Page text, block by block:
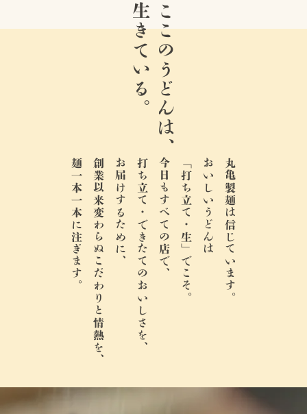
ここのうどんは、
生きている。
丸亀製麺は信じています。
おいしいうどんは
「打ち立て・生」でこそ。
今日もすべての店で、
打ち立て・できたてのおいしさを、
お届けするために、
創業以来変わらぬこだわりと情熱を、
麺一本一本に注ぎます。